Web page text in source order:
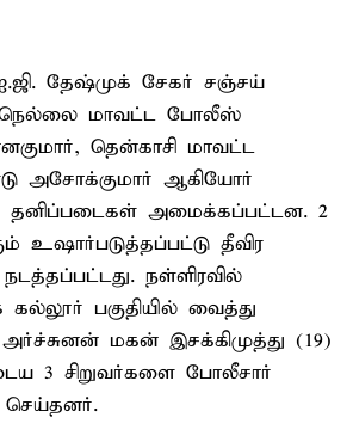
தேஷ்முக் சேகர் சஞ்சய்
நெல்லை மாவட்ட போலீஸ்
தென்காசி மாவட்ட
அசோக்குமார் ஆகியோர்
தனிப்படைகள் அமைக்கப்பட்டன. 2
உஷார்படுத்தப்பட்டு தீவிர
நள்ளிரவில்
கல்லூர் பகுதியில் வைத்து
மகன் இசக்கிமுத்து (19)
3 சிறுவர்களை போலீசார்
செய்தனர்.